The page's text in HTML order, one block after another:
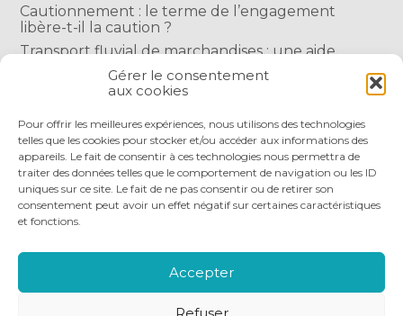
Gérer le consentement
aux cookies
Pour offrir les meilleures expériences, nous utilisons des technologies
telles que les cookies pour stocker et/ou accéder aux informations des
appareils. Le fait de consentir à ces technologies nous permettra de
traiter des données telles que le comportement de navigation ou les ID
uniques sur ce site. Le fait de ne pas consentir ou de retirer son
consentement peut avoir un effet négatif sur certaines caractéristiques
et fonctions.
Accepter
Refuser
Cautionnement : le terme de l’engagement
libère-t-il la caution ?
Transport fluvial de marchandises : une aide
financière bienvenue
Succession : les donations du parent renonçant
Principale
NOS OUTILS DIGITAUX
NOUS REJOINDRE
NOUS CONTACTER